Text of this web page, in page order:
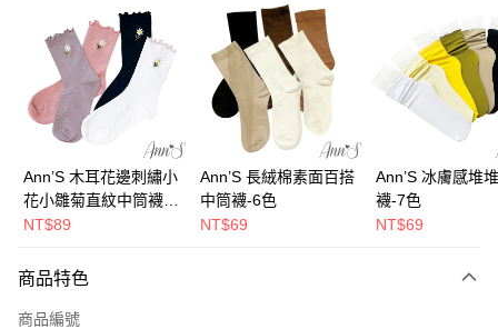
3 期 0 利率 每期 21家銀行
合作金庫商業銀行
第一商業銀行
華南商業銀行
彰化商業銀行
上海商業儲蓄銀行
台北富邦商業銀行
國泰世華商業銀行
兆豐國際商業銀行
臺灣中小企業銀行
台中商業銀行
匯豐（台灣）商業銀行
華泰商業銀行
聯邦商業銀行
遠東國際商業銀行
元大商業銀行
台新國際商業銀行
6 期 0 利率 每期NT$330 21家銀行
合作金庫商業銀行
第一商業銀行
華南商業銀行
彰化商業銀行
上海商業儲蓄銀行
台北富邦商業銀行
國泰世華商業銀行
兆豐國際商業銀行
臺灣中小企業銀行
台中商業銀行
匯豐（台灣）商業銀行
元大商業銀行
玉山商業銀行
台新國際商業銀行
購物金
LINE Pay
Apple Pay
街口支付
悠遊付
Ann’S 木耳花邊刺繡小
花小雛菊直紋中筒襪-4
色
NT$89
Ann’S 長絨棉素面百搭
中筒襪-6色
NT$69
Ann’S 冰膚感堆
襪-7色
NT$69
商品特色
商品編號